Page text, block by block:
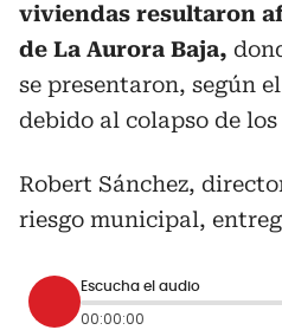
viviendas resultaron
de La Aurora Baja,
se presentaron, según
debido al colapso de los
Robert Sánchez,
riesgo municipal,
Escucha el audio
00:00:00